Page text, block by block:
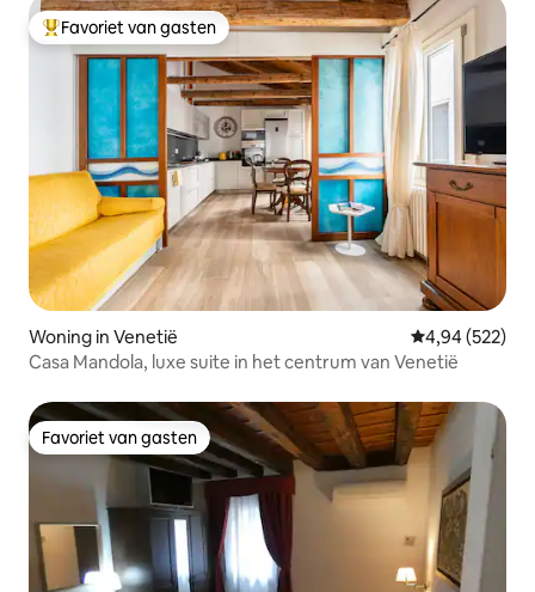
Topfavoriet van gasten
Favoriet van gasten
Woning in Venetië Gemiddelde
4,94 (522)
Casa Mandola, luxe suite in het centrum van Venetië
Favoriet van gasten
Favoriet van gasten